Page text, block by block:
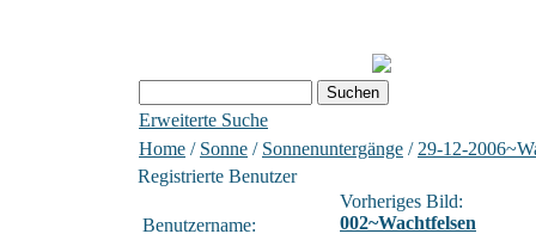
Erweiterte Suche
Home / Sonne / Sonnenuntergänge / 29-12-
Registrierte Benutzer
Benutzername:
Vorheriges Bild:
002~Wachtfelsen